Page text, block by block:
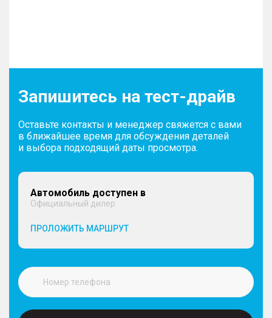
Запишитесь на тест-драйв
Оставьте контакты и менеджер свяжется с вами
в ближайшее время для обсуждения деталей
и выбора подходящий даты просмотра.
Автомобиль доступен в
Официальный дилер
ПРОЛОЖИТЬ МАРШРУТ